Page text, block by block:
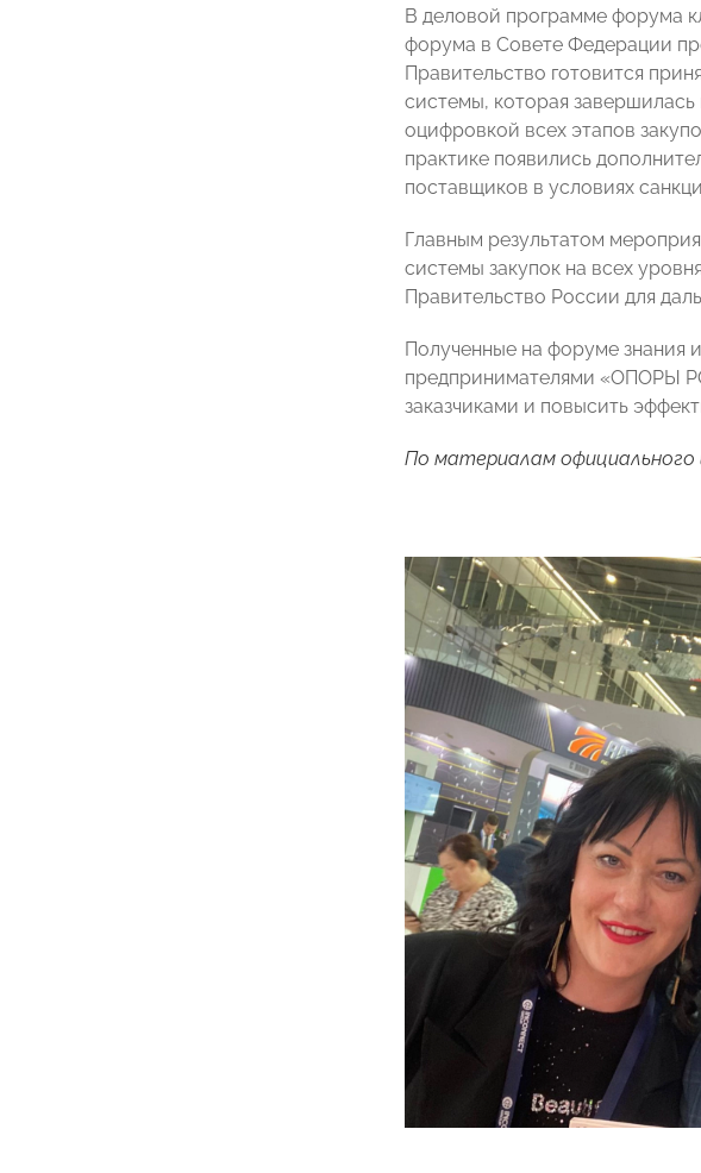
В деловой программе форума
форума в Совете Федерации
Правительство готовится
системы, которая
оцифровкой всех этапов
практике появились
поставщиков в условиях
Главным результатом
системы закупок на всех
Правительство России для
Полученные на форуме знания
предпринимателями «ОПОРЫ
заказчиками и повысить
По материалам